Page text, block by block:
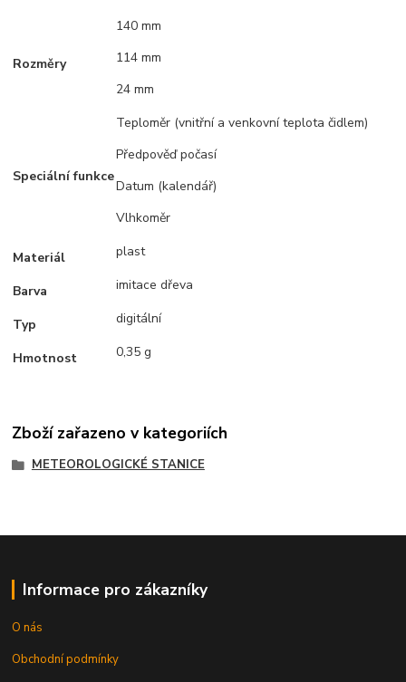
Rozměry
140 mm
114 mm
24 mm
Speciální funkce
Teploměr (vnitřní a venkovní teplota čidlem)
Předpověď počasí
Datum (kalendář)
Vlhkoměr
Materiál plast
Barva imitace dřeva
Typ digitální
Hmotnost 0,35 g
Zboží zařazeno v kategoriích
METEOROLOGICKÉ STANICE
Informace pro zákazníky
O nás
Obchodní podmínky